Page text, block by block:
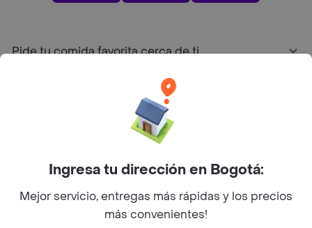
Pide tu comida favorita cerca de ti
Sobre Rappi
Facebook
Twitter
Instagram
Ingresa tu dirección en Bogotá:
Mejor servicio, entregas más rápidas y los precios
más convenientes!